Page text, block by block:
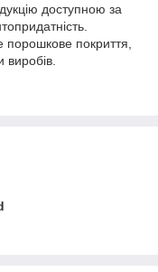
доступною за
порошкове покриття,